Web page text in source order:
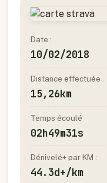
Date :
10/02/2018
Distance effectuée
15,26km
Temps écoulé
02h49m31s
Dénivelé+ par KM :
44.3d+/km